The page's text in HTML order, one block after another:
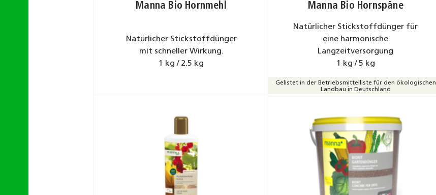
Manna Bio Hornmehl
Natürlicher Stickstoffdünger
mit schneller Wirkung.
1 kg / 2.5 kg
Gelistet in der Betriebsmittelliste für den ökologischen
Landbau in Deutschland
Manna Bio Hornspäne
Natürlicher Stickstoffdünger für
eine harmonische
Langzeitversorgung
1 kg / 5 kg